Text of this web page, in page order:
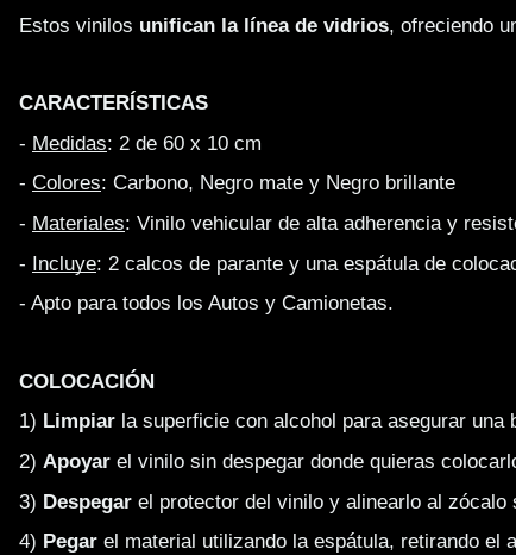
Estos vinilos unifican la línea de vidrios, ofreciendo
CARACTERÍSTICAS
- Medidas: 2 de 60 x 10 cm
- Colores: Carbono, Negro mate y Negro brillante
- Materiales: Vinilo vehicular de alta adherencia y
- Incluye: 2 calcos de parante y una espátula de
- Apto para todos los Autos y Camionetas.
COLOCACIÓN
1) Limpiar la superficie con alcohol para asegurar una
2) Apoyar el vinilo sin despegar donde quieras
3) Despegar el protector del vinilo y alinearlo al zócalo
4) Pegar el material utilizando la espátula, retirando el